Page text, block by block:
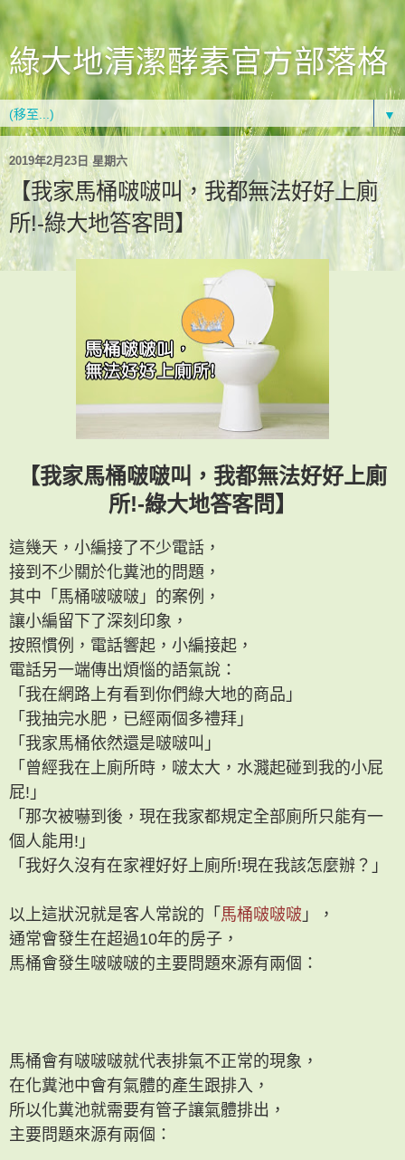
綠大地清潔酵素官方部落格
▼
2019年2月23日 星期六
【我家馬桶啵啵叫，我都無法好好上廁
所!-綠大地答客問】
【我家馬桶啵啵叫，我都無法好好上廁
所!-綠大地答客問】
這幾天，小編接了不少電話，
接到不少關於化糞池的問題，
其中「馬桶啵啵啵」的案例，
讓小編留下了深刻印象，
按照慣例，電話響起，小編接起，
電話另一端傳出煩惱的語氣說：
「我在網路上有看到你們綠大地的商品」
「我抽完水肥，已經兩個多禮拜」
「我家馬桶依然還是啵啵叫」
「曾經我在上廁所時，啵太大，水濺起碰到我的小屁
屁!」
「那次被嚇到後，現在我家都規定全部廁所只能有一
個人能用!」
「我好久沒有在家裡好好上廁所!現在我該怎麼辦？」
以上這狀況就是客人常說的「 馬桶啵啵啵 」，
通常會發生在超過10年的房子，
馬桶會發生啵啵啵的主要問題來源有兩個：
馬桶會有啵啵啵就代表排氣不正常的現象，
在化糞池中會有氣體的產生跟排入，
所以化糞池就需要有管子讓氣體排出，
主要問題來源有兩個：